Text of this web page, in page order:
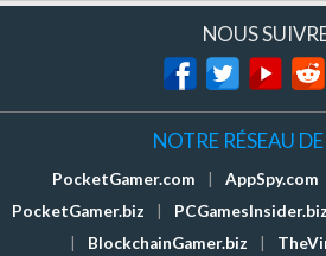
NOUS
NOTRE RÉSEAU
PocketGamer.com AppSpy.com
PocketGamer.biz
PCGamesInsider.biz
BlockchainGamer.biz